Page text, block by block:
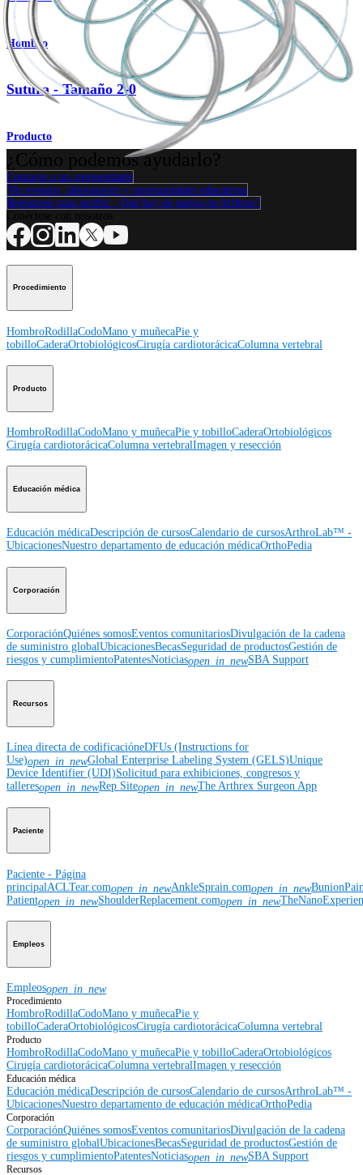
Hombro
Sutura - Tamaño 2-0
Producto
¿Cómo podemos ayudarlo?
Contacte a un representante
Ver eventos, laboratorios y oportunidades educativas
Regístrese para recibir: ¿Qué hay de nuevo en Arthrex?
Procedimiento
HombroRodillaCodoMano y muñecaPie y
tobilloCaderaOrtobiológicosCirugía cardiotorácicaColumna vertebral
Producto
HombroRodillaCodoMano y muñecaPie y tobilloCaderaOrtobiológicos
Cirugía cardiotorácicaColumna vertebralImagen y resección
Educación médica
Educación médicaDescripción de cursosCalendario de cursosArthroLab™ -
UbicacionesNuestro departamento de educación médicaOrthoPedia
Corporación
CorporaciónQuiénes somosEventos comunitariosDivulgación de la cadena
de suministro globalUbicacionesBecasSeguridad de productosGestión de
riesgos y cumplimientoPatentesNoticiasopen_in_newSBA Support
Recursos
Línea directa de codificacióneDFUs (Instructions for
Use)open_in_newGlobal Enterprise Labeling System (GELS)Unique
Device Identifier (UDI)Solicitud para exhibiciones, congresos y
talleresopen_in_newRep Siteopen_in_newThe Arthrex Surgeon App
Paciente
Paciente - Página
principal ACLTear.comopen_in_newAnkleSprain.comopen_in_new
Patientopen_in_newShoulderReplacement.comopen_in_new
Empleos
Empleosopen_in_new
Procedimiento
HombroRodillaCodoMano y muñecaPie y
tobilloCaderaOrtobiológicosCirugía cardiotorácicaColumna vertebral
Producto
HombroRodillaCodoMano y muñecaPie y tobilloCaderaOrtobiológicos
Cirugía cardiotorácicaColumna vertebralImagen y resección
Educación médica
Educación médicaDescripción de cursosCalendario de cursosArthroLab™ -
UbicacionesNuestro departamento de educación médicaOrthoPedia
Corporación
CorporaciónQuiénes somosEventos comunitariosDivulgación de la cadena
de suministro globalUbicacionesBecasSeguridad de productosGestión de
riesgos y cumplimientoPatentesNoticiasopen_in_newSBA Support
Recursos